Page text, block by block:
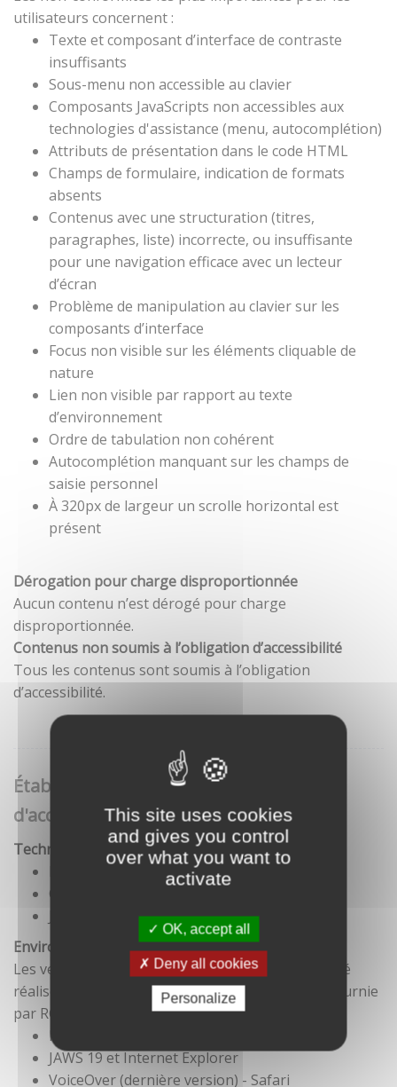
This site uses cookies
and gives you control
over what you want to
activate
OK, accept all
Deny all cookies
Personalize
utilisateurs concernent :
Texte et composant d’interface de contraste
insuffisants
Sous-menu non accessible au clavier
Composants JavaScripts non accessibles aux
technologies d'assistance (menu, autocomplétion)
Attributs de présentation dans le code HTML
Champs de formulaire, indication de formats
absents
Contenus avec une structuration (titres,
paragraphes, liste) incorrecte, ou insuffisante
pour une navigation efficace avec un lecteur
d’écran
Problème de manipulation au clavier sur les
composants d’interface
Focus non visible sur les éléments cliquable de
nature
Lien non visible par rapport au texte
d’environnement
Ordre de tabulation non cohérent
Autocomplétion manquant sur les champs de
saisie personnel
À 320px de largeur un scrolle horizontal est
présent
Dérogation pour charge disproportionnée
Aucun contenu n’est dérogé pour charge
disproportionnée.
Contenus non soumis à l’obligation d’accessibilité
Tous les contenus sont soumis à l’obligation
d’accessibilité.
Établissement de cette déclaration
d'accessibilité
Technologies utilisées pour la réalisation du site
CSS
Environnement de test
Les vérifications de restitution de contenus ont été
réalisées conformément à la base de référence fournie
par RGAA 3.
Firefox et NVDA
JAWS 19 et Internet Explorer
VoiceOver (dernière version) - Safari